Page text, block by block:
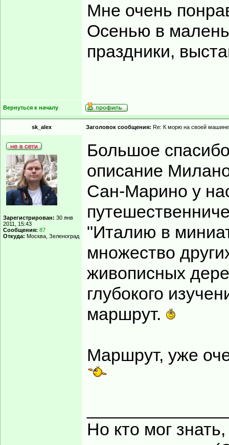
Мне очень
Осенью в
праздники,
Вернуться к началу
sk_alex Заголовок сообщения: Re: К морю на своей
Зарегистрирован: 30 янв
2011, 15:43
Сообщения: 87
Откуда: Москва, Зеленоград
Большое
описание
Сан-Марино у
"Италию в
множество
живописных
глубокого
маршрут.
Маршрут, уже
Но кто мог